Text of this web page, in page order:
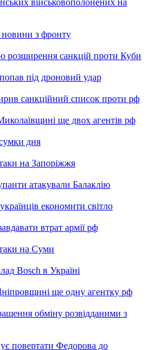
військовополонених на
з фронту
санкцій проти Куби
під дроновий удар
санкційний список проти рф
ще двох агентів рф
дня
на Запоріжжя
атакували Балаклію
економити світло
втрат армії рф
на Суми
Bosch в Україні
ще одну агентку рф
обміну розвідданими з
повертати Федорова до